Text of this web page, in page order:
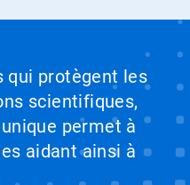
qui protègent les
scientifiques,
permet à
aidant ainsi à